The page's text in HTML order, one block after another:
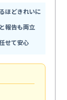
ほどきれいに
報告も両立
せて安心